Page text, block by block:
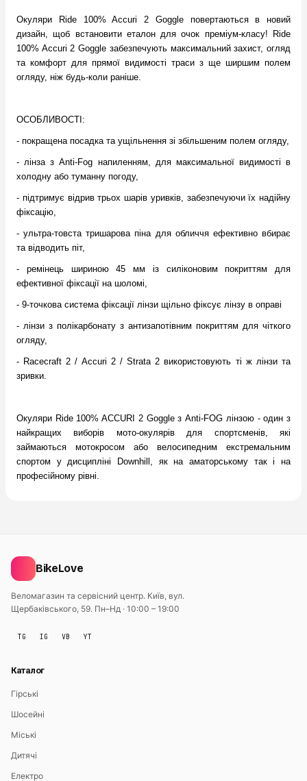
Окуляри Ride 100% Accuri 2 Goggle повертаються в новий
дизайн, щоб встановити еталон для очок преміум-класу! Ride
100% Accuri 2 Goggle забезпечують максимальний захист, огляд
та комфорт для прямої видимості траси з ще ширшим полем
огляду, ніж будь-коли раніше.
ОСОБЛИВОСТІ:
- покращена посадка та ущільнення зі збільшеним полем огляду,
- лінза з Аnti-Fog напиленням, для максимальної видимості в
холодну або туманну погоду,
- підтримує відрив трьох шарів уривків, забезпечуючи їх надійну
фіксацію,
- ультра-товста тришарова піна для обличчя ефективно вбирає
та відводить піт,
- ремінець шириною 45 мм із силіконовим покриттям для
ефективної фіксації на шоломі,
- 9-точкова система фіксації лінзи щільно фіксує лінзу в оправі
- лінзи з полікарбонату з антизапотівним покриттям для чіткого
огляду,
- Racecraft 2 / Accuri 2 / Strata 2 використовують ті ж лінзи та
зривки.
Окуляри Ride 100% ACCURI 2 Goggle з Anti-FOG лінзою - один з
найкращих виборів мото-окулярів для спортсменів, які
займаються мотокросом або велосипедним екстремальним
спортом у дисципліні Downhill, як на аматорському так і на
професійному рівні.
BikeLove
Веломагазин та сервісний центр. Київ, вул.
Щербаківського, 59. Пн–Нд · 10:00 – 19:00
TG IG VB YT
Каталог
Гірські
Шосейні
Міські
Дитячі
Електро